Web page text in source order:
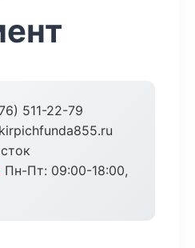
511-22-79
Пн-Пт: 09:00-18:00,